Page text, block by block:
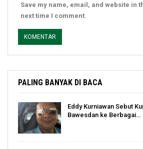
Save my name, email, and website in
next time I comment.
PALING BANYAK DI BACA
Eddy Kurniawan Sebut
Bawesdan ke Berbagai…